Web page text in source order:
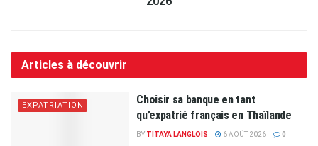
Articles à découvrir
EXPATRIATION
Choisir sa banque en tant
qu’expatrié français en Thaïlande
BY TITAYA LANGLOIS 6 AOÛT 2026 0